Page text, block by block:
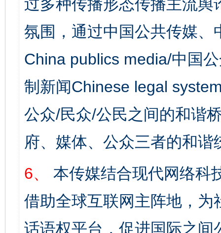
过多种传播形态传播主流
氛围，通过中国公共传媒
China publics media/中国
制新闻Chinese legal
公众/民众/公民之间的和谐
府、媒体、公众三者的和谐
6、
本传媒结合现代网络科
借助全球互联网主阵地，
话语权平台，促进国际之